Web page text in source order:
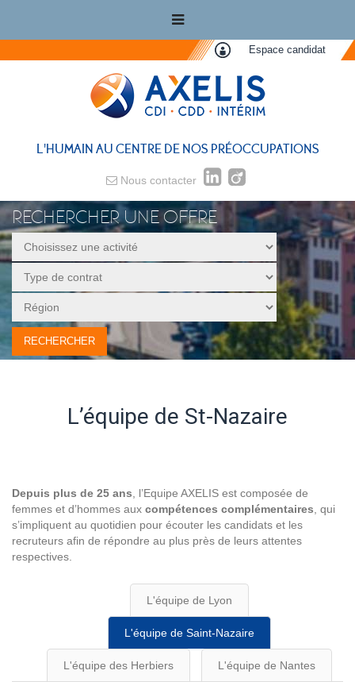
Espace candidat
L'HUMAIN AU CENTRE DE NOS PRÉOCCUPATIONS
Nous contacter
RECHERCHER UNE OFFRE
L’équipe de St-Nazaire
Depuis plus de 25 ans , l’Equipe AXELIS est composée de
femmes et d’hommes aux compétences complémentaires , qui
s’impliquent au quotidien pour écouter les candidats et les
recruteurs afin de répondre au plus près de leurs attentes
respectives.
L'équipe de Lyon
L'équipe de Saint-Nazaire
L'équipe des Herbiers L'équipe de Nantes